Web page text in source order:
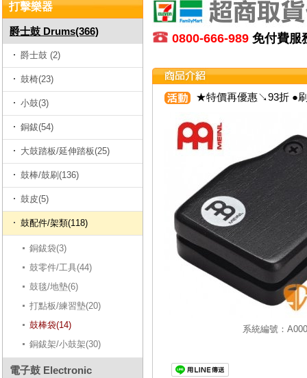
打擊樂器
爵士鼓 Drums(366)
爵士鼓 (2)
鼓椅(23)
小鼓(3)
銅鈸(54)
大鼓踏板/延伸踏板(25)
鼓棒/鼓刷(136)
鼓皮(5)
鼓配件/架類(118)
銅鈸袋(3)
鼓零件/工具(44)
鼓毯/地墊(6)
打點板/練習墊(20)
鼓棒袋(14)
銅鈸架/小鼓架(30)
電子鼓 Electronic
0800-666-989 免付費
★特價再優惠↘93折 ●
系統編號：